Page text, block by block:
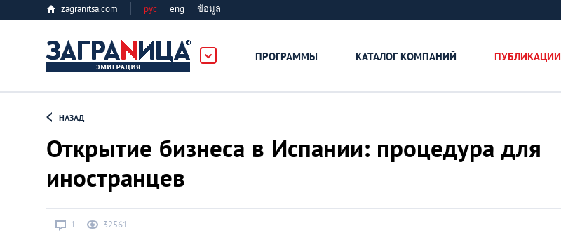
zagranitsa.com рус eng ข้อมูล
ПРОГРАММЫ КАТАЛОГ КОМПАНИЙ ПУБЛИКАЦИИ
Все страны
НАЗАД
Открытие бизнеса в Испании: процедура для
иностранцев
1 32561